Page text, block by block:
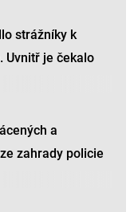
strážníky k
Uvnitř je čekalo
a
zahrady policie